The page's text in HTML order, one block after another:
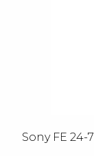
Sony FE 24-